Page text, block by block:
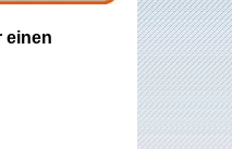
einen